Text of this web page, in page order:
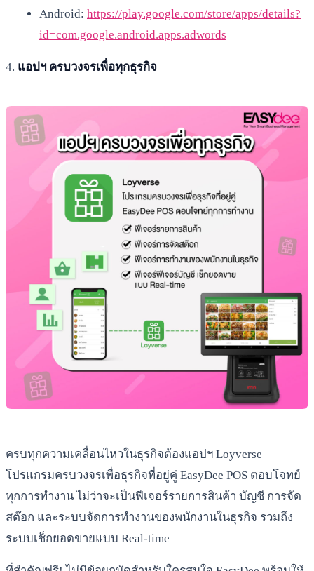
Android: https://play.google.com/store/apps/details?
id=com.google.android.apps.adwords
4. แอปฯ ครบวงจรเพื่อทุกธุรกิจ
ครบทุกความเคลื่อนไหวในธุรกิจต้องแอปฯ Loyverse
โปรแกรมครบวงจรเพื่อธุรกิจที่อยู่คู่ EasyDee POS ตอบโจทย์
ทุกการทำงาน ไม่ว่าจะเป็นฟีเจอร์รายการสินค้า บัญชี การจัด
สต๊อก และระบบจัดการทำงานของพนักงานในธุรกิจ รวมถึง
ระบบเช็กยอดขายแบบ Real-time